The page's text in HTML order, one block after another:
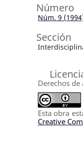
Número
Núm. 9
Sección
Derechos de
Esta obra
Creative